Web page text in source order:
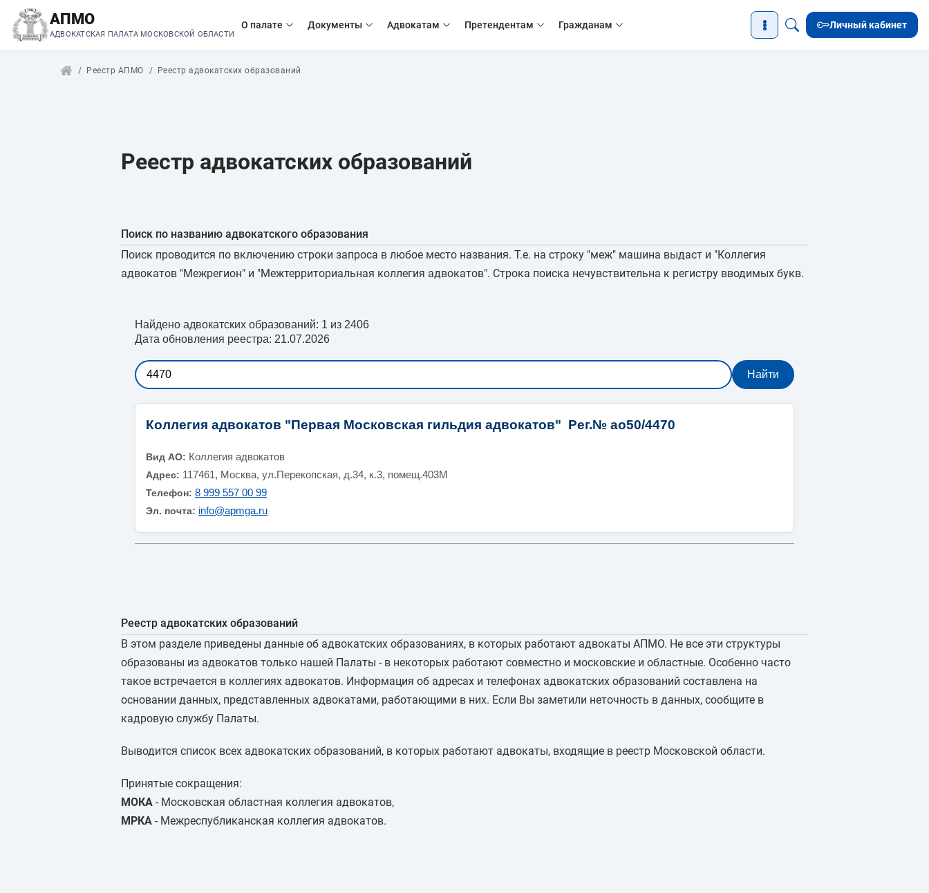
АПМО
АДВОКАТСКАЯ ПАЛАТА МОСКОВСКОЙ ОБЛАСТИ
О палате Документы Адвокатам Претендентам Гражданам Личный кабинет
Реестр АПМО Реестр адвокатских образований
Реестр адвокатских образований
Поиск по названию адвокатского образования
Поиск проводится по включению строки запроса в любое место названия. Т.е. на строку "меж" машина выдаст и "Коллегия
адвокатов "Межрегион" и "Межтерриториальная коллегия адвокатов". Строка поиска нечувствительна к регистру вводимых букв.
Найдено адвокатских образований: 1 из 2406
Дата обновления реестра: 21.07.2026
Коллегия адвокатов "Первая Московская гильдия адвокатов" Рег.№ ао50/4470
Вид АО: Коллегия адвокатов
Адрес: 117461, Москва, ул.Перекопская, д.34, к.3, помещ.403М
Телефон: 8 999 557 00 99
Эл. почта: info@apmga.ru
Реестр адвокатских образований
В этом разделе приведены данные об адвокатских образованиях, в которых работают адвокаты АПМО. Не все эти структуры
образованы из адвокатов только нашей Палаты - в некоторых работают совместно и московские и областные. Особенно часто
такое встречается в коллегиях адвокатов. Информация об адресах и телефонах адвокатских образований составлена на
основании данных, представленных адвокатами, работающими в них. Если Вы заметили неточность в данных, сообщите в
кадровую службу Палаты.
Выводится список всех адвокатских образований, в которых работают адвокаты, входящие в реестр Московской области.
Принятые сокращения:
МОКА - Московская областная коллегия адвокатов,
МРКА - Межреспубликанская коллегия адвокатов.